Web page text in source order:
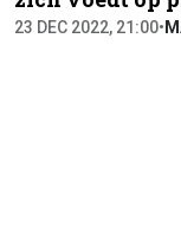
23 DEC 2022, 21:00•